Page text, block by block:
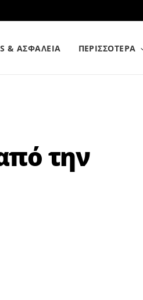
& ΑΣΦΑΛΕΙΑ ΠΕΡΙΣΣΌΤΕΡΑ
την